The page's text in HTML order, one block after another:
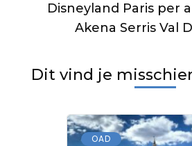
Disneyland Paris per
Akena Serris Val
Dit vind je
OAD